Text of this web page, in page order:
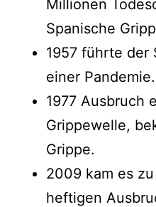
Millionen
Spanische
1957 führte der
einer Pandemie.
1977 Ausbruch
Grippewelle,
Grippe.
2009 kam es
heftigen